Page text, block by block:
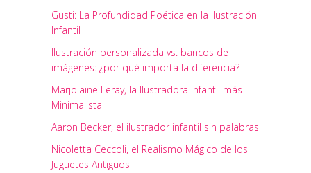
Gusti: La Profundidad Poética en la Ilustración
Infantil
Ilustración personalizada vs. bancos de
imágenes: ¿por qué importa la diferencia?
Marjolaine Leray, la Ilustradora Infantil más
Minimalista
Aaron Becker, el ilustrador infantil sin palabras
Nicoletta Ceccoli, el Realismo Mágico de los
Juguetes Antiguos